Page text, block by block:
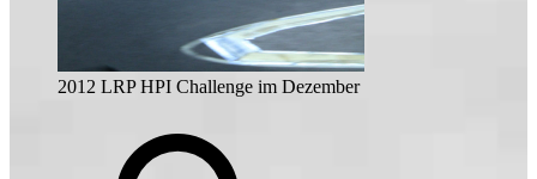
2012 LRP HPI Challenge im Dezember